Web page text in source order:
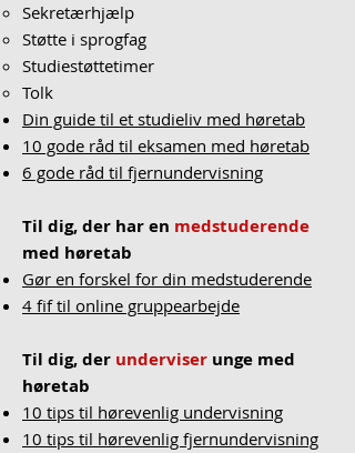
Sekretærhjælp
Støtte i sprogfag
Studiestøttetimer
Tolk
Din guide til et studieliv med høretab
10 gode råd til eksamen med høretab
6 gode råd til fjernundervisning
Til dig, der har en medstuderende
med høretab
Gør en forskel for din medstuderende
4 fif til online gruppearbejde
Til dig, der underviser unge med
høretab
10 tips til hørevenlig undervisning
10 tips til hørevenlig fjernundervisning